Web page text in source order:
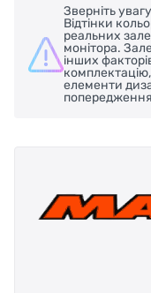
Зверніть
Відтінки
реальних
монітора.
інших
елементи